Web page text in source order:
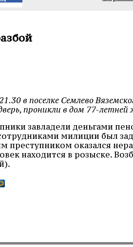
в поселке Семлево
проникли в дом 77-
завладели деньгами
милиции был
преступником оказался
находится в розыске.